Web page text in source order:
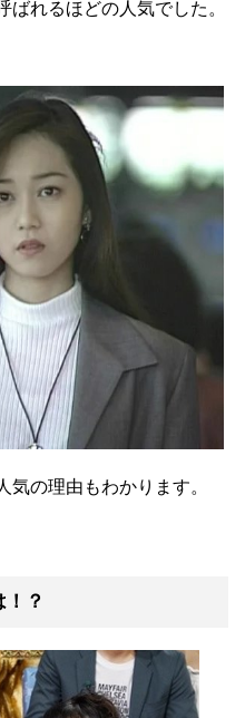
ばれるほどの人気でした。
の理由もわかります。
？